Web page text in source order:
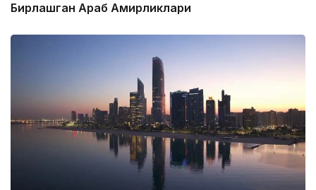
Бирлашган Араб Амирликлари